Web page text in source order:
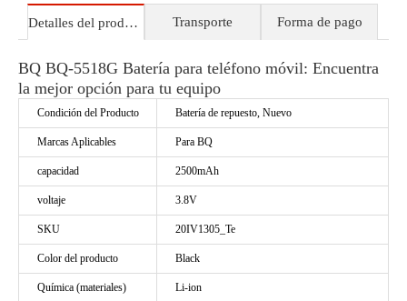
Detalles del producto Transporte Forma de pago
BQ BQ-5518G Batería para teléfono móvil: Encuentra
la mejor opción para tu equipo
Condición del Producto Batería de repuesto, Nuevo
Marcas Aplicables Para BQ
capacidad 2500mAh
voltaje 3.8V
SKU 20IV1305_Te
Color del producto Black
Química (materiales) Li-ion